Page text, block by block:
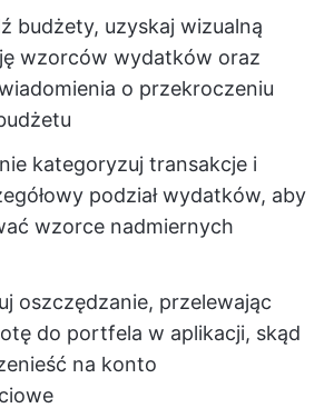
budżety, uzyskaj wizualną
wzorców wydatków oraz
o przekroczeniu
kategoryzuj transakcje i
podział wydatków, aby
wzorce nadmiernych
oszczędzanie, przelewając
do portfela w aplikacji, skąd
na konto